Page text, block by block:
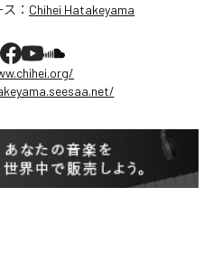
： Chihei Hatakeyama